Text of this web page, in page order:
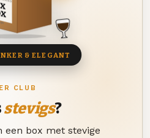
CLUB
stevigs?
een box met stevige
& ELEGANT